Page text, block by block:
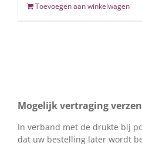
Toevoegen aan winkelwagen
Mogelijk vertraging
In verband met de drukte bij
dat uw bestelling later wordt